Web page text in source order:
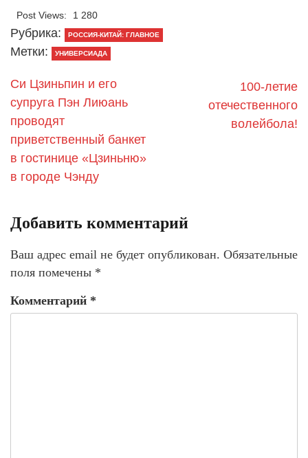
Post Views: 1 280
Рубрика: РОССИЯ-КИТАЙ: ГЛАВНОЕ
Метки: УНИВЕРСИАДА
Си Цзиньпин и его
супруга Пэн Лиюань
проводят
приветственный банкет
в гостинице «Цзиньню»
в городе Чэнду
100-летие
отечественного
волейбола!
Добавить комментарий
Ваш адрес email не будет опубликован. Обязательные
поля помечены *
Комментарий *